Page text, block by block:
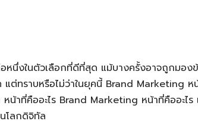
งในตัวเลือกที่ดีที่สุด แม้บางครั้งอาจถูกมอ
แต่ทราบหรือไม่ว่าในยุคนี้ Brand
น้าที่คืออะไร Brand Marketing หน้าที่คืออะ
โลกดิจิทัล